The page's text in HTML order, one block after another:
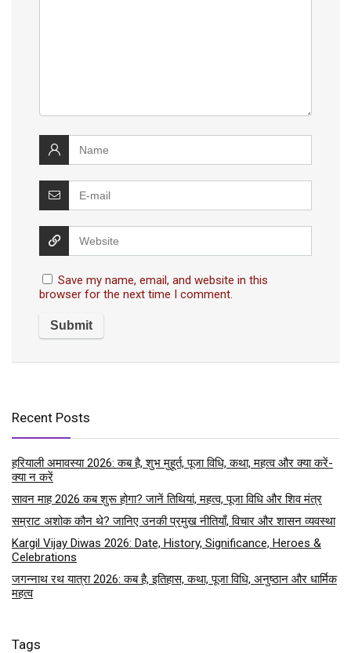
Save my name, email, and website in this
browser for the next time I comment.
Recent Posts
हरियाली अमावस्या 2026: कब है, शुभ मुहूर्त, पूजा विधि, कथा, महत्व और क्या करें-
क्या न करें
सावन माह 2026 कब शुरू होगा? जानें तिथियां, महत्व, पूजा विधि और शिव मंत्र
सम्राट अशोक कौन थे? जानिए उनकी प्रमुख नीतियाँ, विचार और शासन व्यवस्था
Kargil Vijay Diwas 2026: Date, History, Significance, Heroes &
Celebrations
जगन्नाथ रथ यात्रा 2026: कब है, इतिहास, कथा, पूजा विधि, अनुष्ठान और धार्मिक
महत्व
Tags